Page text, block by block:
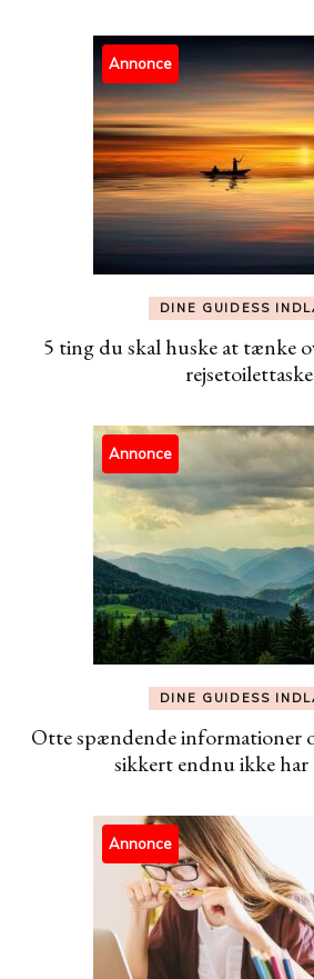
Annonce
DINE GUIDESS
5 ting du skal huske at tænke
rejsetoilettaske
Annonce
DINE GUIDESS
Otte spændende informationer
sikkert endnu ikke
Annonce